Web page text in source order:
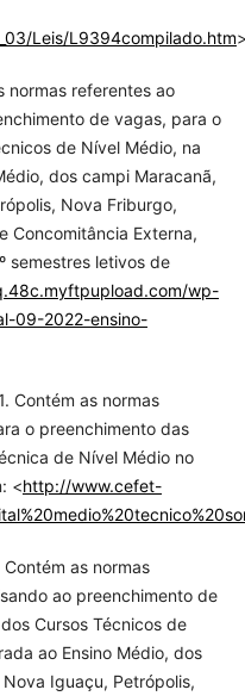
Leis/L9394compilado.htm
normas referentes ao
de vagas, para o
de Nível Médio, na
dos campi Maracanã,
Nova Friburgo,
Concomitância Externa,
semestres letivos de
wp-
09-2022-ensino-
Contém as normas
o preenchimento das
de Nível Médio no
<http://www.cefet-
as normas
ao preenchimento de
Cursos Técnicos de
ao Ensino Médio, dos
Iguaçu, Petrópolis,